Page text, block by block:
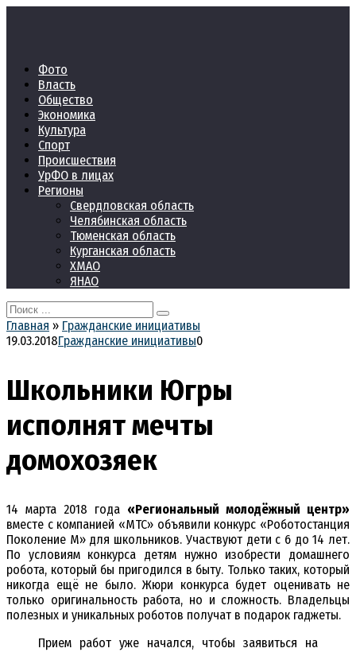
Фото
Власть
Общество
Экономика
Культура
Спорт
Происшествия
УрФО в лицах
Регионы
Свердловская область
Челябинская область
Тюменская область
Курганская область
ХМАО
ЯНАО
Search
for:
Главная » Гражданские инициативы
19.03.2018Гражданские инициативы0
Школьники Югры
исполнят мечты
домохозяек
14 марта 2018 года «Региональный молодёжный центр»
вместе с компанией «МТС» объявили конкурс «Роботостанция
Поколение М» для школьников. Участвуют дети с 6 до 14 лет.
По условиям конкурса детям нужно изобрести домашнего
робота, который бы пригодился в быту. Только таких, который
никогда ещё не было. Жюри конкурса будет оценивать не
только оригинальность работа, но и сложность. Владельцы
полезных и уникальных роботов получат в подарок гаджеты.
Прием работ уже начался, чтобы заявиться на